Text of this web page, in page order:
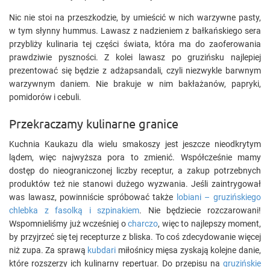
Nic nie stoi na przeszkodzie, by umieścić w nich warzywne pasty,
w tym słynny hummus. Lawasz z nadzieniem z bałkańskiego sera
przybliży kulinaria tej części świata, która ma do zaoferowania
prawdziwie pyszności. Z kolei lawasz po gruzińsku najlepiej
prezentować się będzie z adżapsandali, czyli niezwykle barwnym
warzywnym daniem. Nie brakuje w nim bakłażanów, papryki,
pomidorów i cebuli.
Przekraczamy kulinarne granice
Kuchnia Kaukazu dla wielu smakoszy jest jeszcze nieodkrytym
lądem, więc najwyższa pora to zmienić. Współcześnie mamy
dostęp do nieograniczonej liczby receptur, a zakup potrzebnych
produktów też nie stanowi dużego wyzwania. Jeśli zaintrygował
was lawasz, powinniście spróbować także lobiani – gruzińskiego
chlebka z fasolką i szpinakiem. Nie będziecie rozczarowani!
Wspomnieliśmy już wcześniej ocharczo, więc to najlepszy moment,
by przyjrzeć się tej recepturze z bliska. To coś zdecydowanie więcej
niż zupa. Za sprawą kubdari miłośnicy mięsa zyskają kolejne danie,
które rozszerzy ich kulinarny repertuar. Do przepisu na gruzińskie